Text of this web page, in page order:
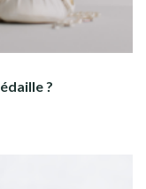
?